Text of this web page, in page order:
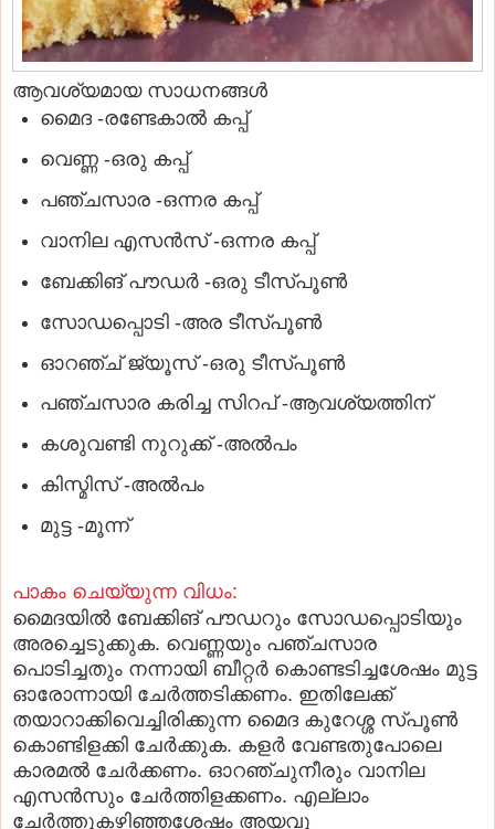
ആവശ്യമായ സാധനങ്ങള്‍
മൈദ -രണ്ടേകാല്‍ കപ്പ്
വെണ്ണ -ഒരു കപ്പ്
പഞ്ചസാര -ഒന്നര കപ്പ്
വാനില എസന്‍സ് -ഒന്നര കപ്പ്
ബേക്കിങ് പൗഡര്‍ -ഒരു ടീസ്പൂണ്‍
സോഡപ്പൊടി -അര ടീസ്പൂണ്‍
ഓറഞ്ച് ജ്യൂസ് -ഒരു ടീസ്പൂണ്‍
പഞ്ചസാര കരിച്ച സിറപ് -ആവശ്യത്തിന്
കശുവണ്ടി നുറുക്ക് -അല്‍പം
കിസ്മിസ് -അല്‍പം
മുട്ട -മൂന്ന്
പാകം ചെയ്യുന്ന വിധം:
മൈദയില്‍ ബേക്കിങ് പൗഡറും സോഡപ്പൊടിയും
അരച്ചെടുക്കുക. വെണ്ണയും പഞ്ചസാര
പൊടിച്ചതും നന്നായി ബീറ്റര്‍ കൊണ്ടടിച്ചശേഷം മുട്ട
ഓരോന്നായി ചേര്‍ത്തടിക്കണം. ഇതിലേക്ക്
തയാറാക്കിവെച്ചിരിക്കുന്ന മൈദ കുറേശ്ശ സ്പൂണ്‍
കൊണ്ടിളക്കി ചേര്‍ക്കുക. കളര്‍ വേണ്ടതുപോലെ
കാരമല്‍ ചേര്‍ക്കണം. ഓറഞ്ചുനീരും വാനില
എസന്‍സും ചേര്‍ത്തിളക്കണം. എല്ലാം
ചേര്‍ത്തുകഴിഞ്ഞശേഷം അയവു